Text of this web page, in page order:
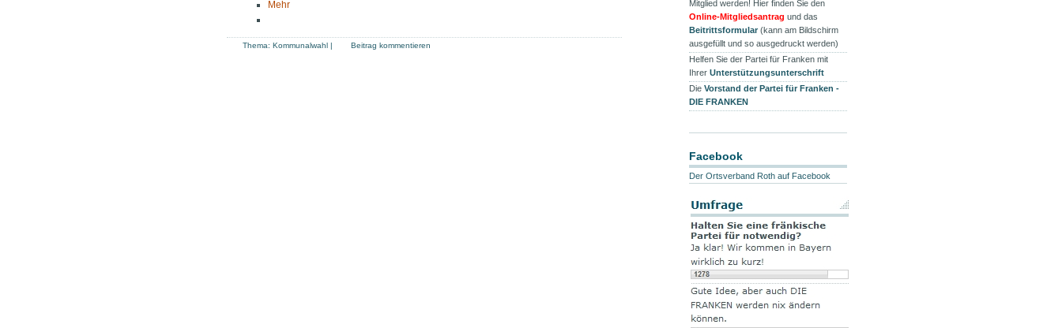
Mehr
Thema: Kommunalwahl | Beitrag kommentieren
Mitglied werden! Hier finden Sie den
Online-Mitgliedsantrag und das
Beitrittsformular (kann am Bildschirm
ausgefüllt und so ausgedruckt werden)
Helfen Sie der Partei für Franken mit
Ihrer Unterstützungsunterschrift
Die Vorstand der Partei für Franken -
DIE FRANKEN
Facebook
Der Ortsverband Roth auf Facebook